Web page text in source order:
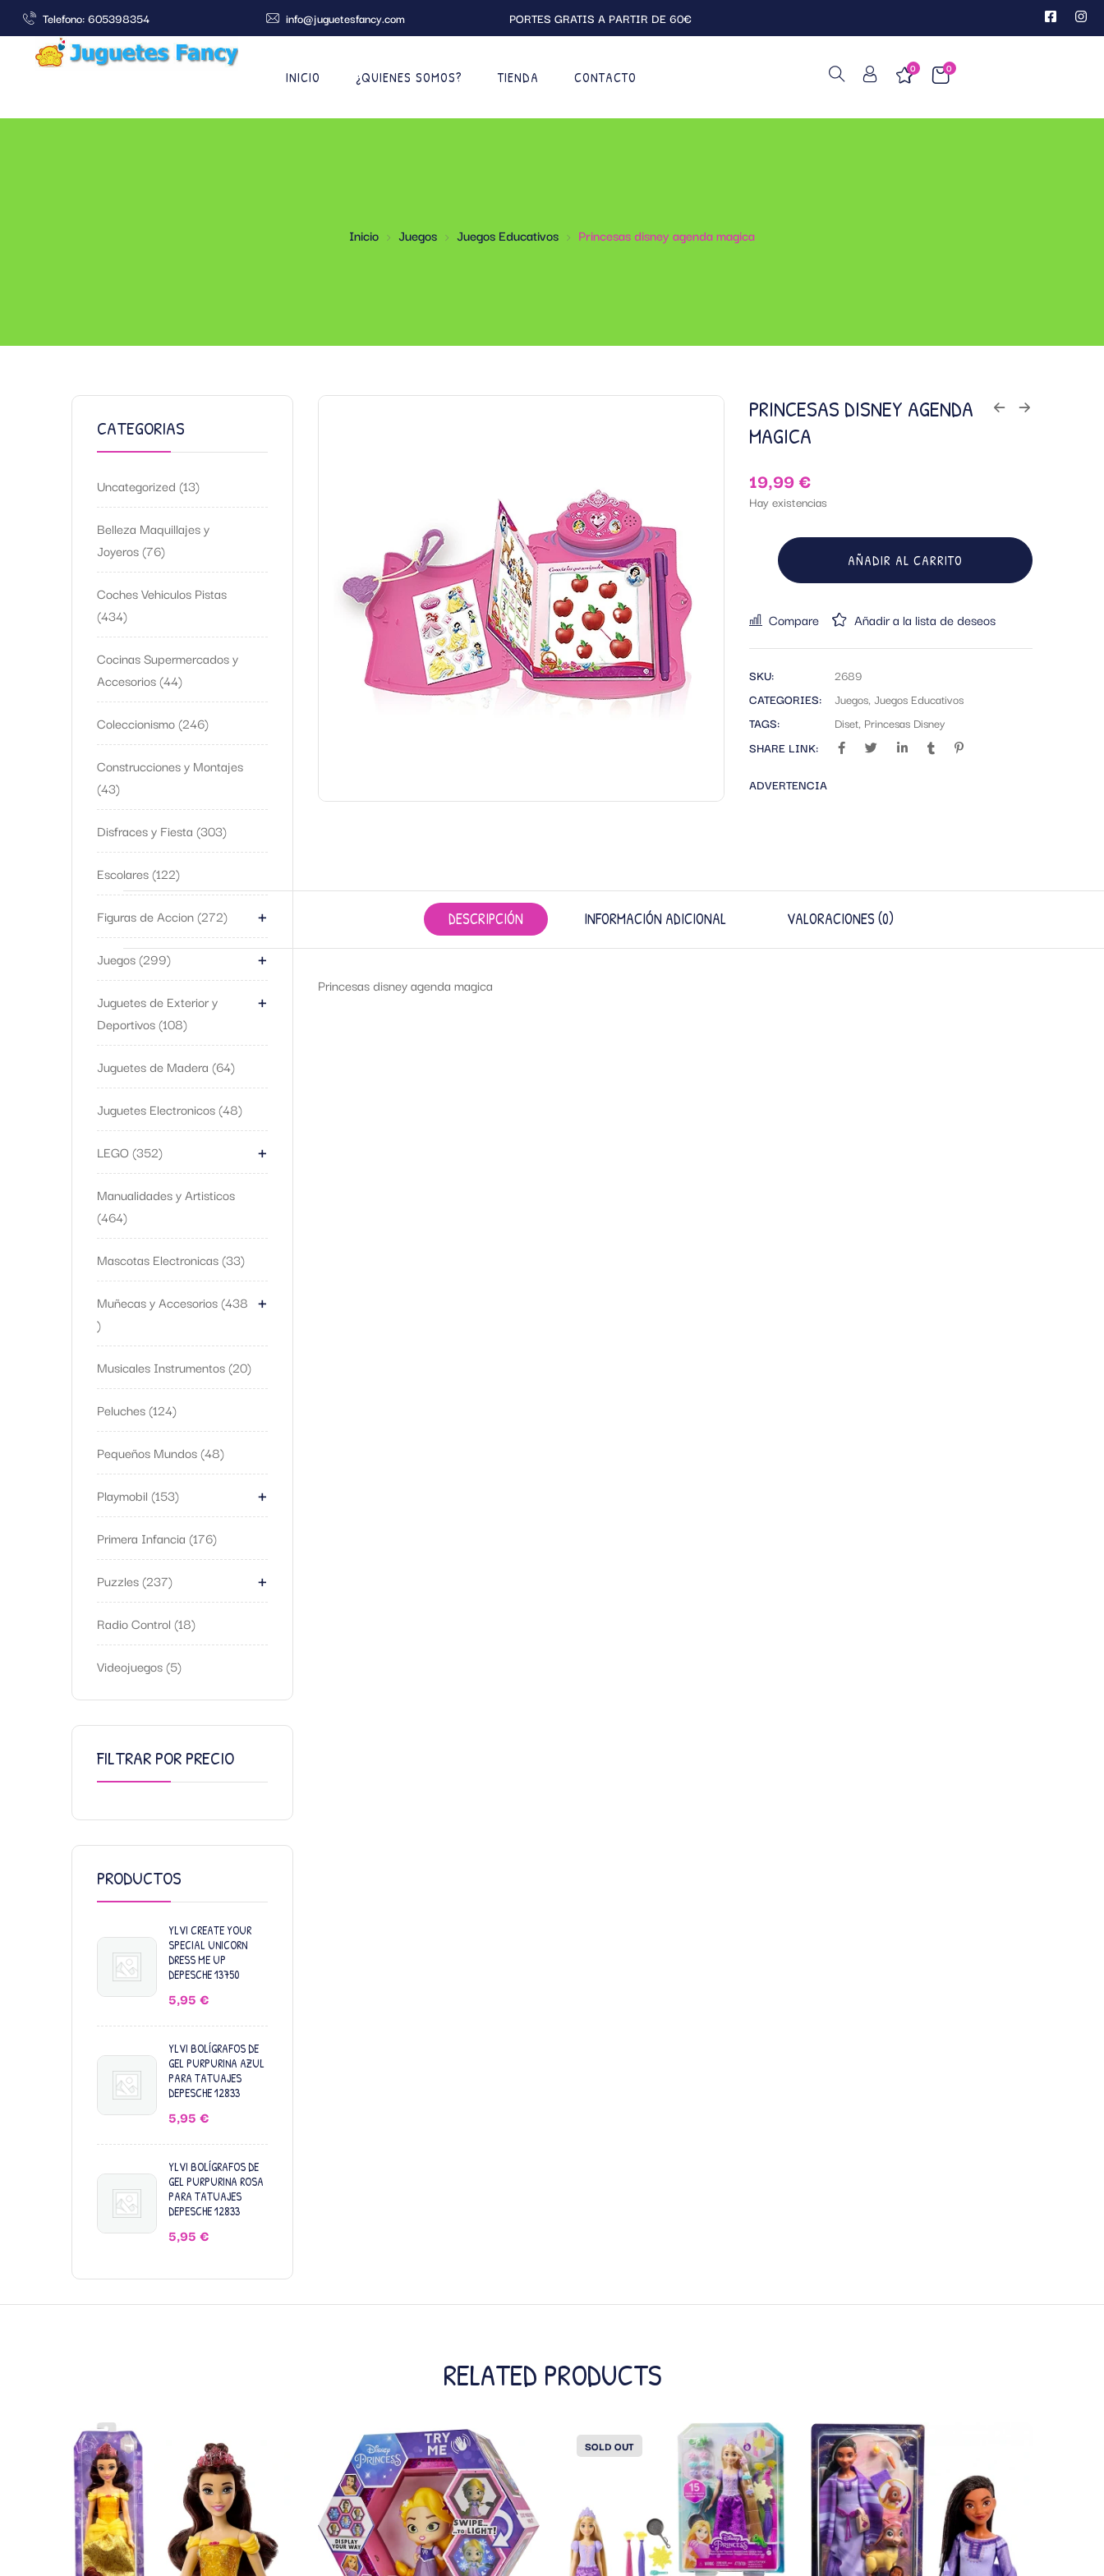
Telefono: 605398354 info@juguetesfancy.com PORTES GRATIS A PARTIR DE 60€
INICIO ¿QUIENES SOMOS? TIENDA CONTACTO
0
0
Inicio Juegos Juegos Educativos Princesas disney agenda magica
CATEGORIAS
Uncategorized 13
Belleza Maquillajes y
Joyeros 76
Coches Vehiculos Pistas
434
Cocinas Supermercados y
Accesorios 44
Coleccionismo 246
Construcciones y Montajes
43
Disfraces y Fiesta 303
Escolares 122
Figuras de Accion 272 +
Juegos 299 +
Juguetes de Exterior y
Deportivos 108
+
Juguetes de Madera 64
Juguetes Electronicos 48
LEGO 352 +
Manualidades y Artisticos
464
Mascotas Electronicas 33
Muñecas y Accesorios 438 +
Musicales Instrumentos 20
Peluches 124
Pequeños Mundos 48
Playmobil 153 +
Primera Infancia 176
Puzzles 237 +
Radio Control 18
Videojuegos 5
FILTRAR POR PRECIO
PRODUCTOS
YLVI CREATE YOUR
SPECIAL UNICORN
DRESS ME UP
DEPESCHE 13750
5,95 €
YLVI BOLÍGRAFOS DE
GEL PURPURINA AZUL
PARA TATUAJES
DEPESCHE 12833
5,95 €
YLVI BOLÍGRAFOS DE
GEL PURPURINA ROSA
PARA TATUAJES
DEPESCHE 12833
5,95 €
PRINCESAS DISNEY AGENDA
MAGICA
19,99€
Hay existencias
AÑADIR AL CARRITO
Compare Añadir a la lista de deseos
SKU:
2689
CATEGORIES:
Juegos, Juegos Educativos
TAGS:
Diset, Princesas Disney
SHARE LINK:
ADVERTENCIA
DESCRIPCIÓN INFORMACIÓN ADICIONAL VALORACIONES (0)
Princesas disney agenda magica
RELATED PRODUCTS
SOLD OUT